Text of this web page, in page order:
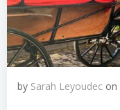
by Sarah Leyoudec on